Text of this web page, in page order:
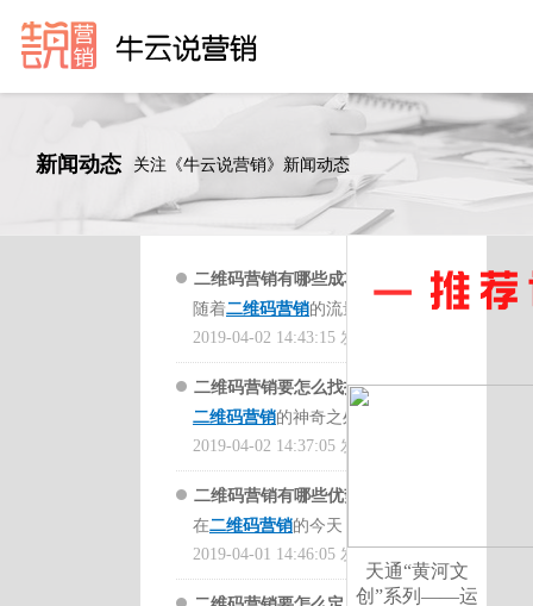
新闻动态 关注《牛云说营销》新闻动态
二维码营销有哪些成功案
例？要怎么做策划？要避免哪
些？
随着二维码营销的流量垄断
形成，在线流量价格变得越
来越昂贵。如何通过智能手
机将线下人员排到线下的生
活服务业务，是最线下服务
业务。目前有很多线下服务
务，这远比企业家提倡的团
购模式、会员卡模式等更可
2019-04-02 14:43:15 发布
二维码营销要怎么找投放渠
道？有哪些案例？该怎么策划
广告？
二维码营销的神奇之处很
多，值得放大。其辅助
营销的管理功能是目前似乎
理想化的，但通过企业的投
资，协作的各个方面也是完
全可访问和有形的。许多这
些功能已经在同行跨国企业
2019-04-02 14:37:05 发布
二维码营销有哪些优势？该
如何推广？要怎么找渠道？
在二维码营销的今天，人们
的生活水平在不断的提高，
从而对生活质量的要求也在
2019-04-01 14:46:05 发布
天通“黄河文
创”系列——运